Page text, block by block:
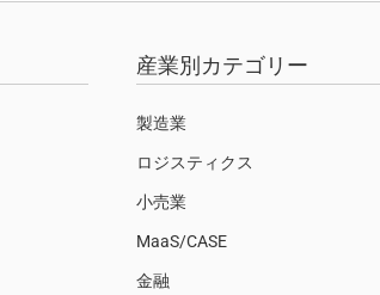
産業別カテゴリー
製造業
ロジスティクス
小売業
MaaS/CASE
金融